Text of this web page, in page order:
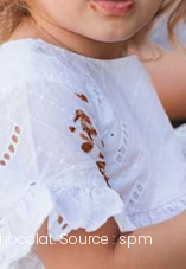
Source : spm